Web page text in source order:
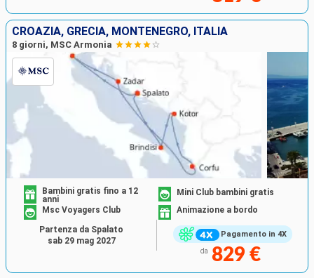
CROAZIA, GRECIA, MONTENEGRO, ITALIA
8 giorni, MSC Armonia
Pagamento in 4X
Bambini gratis fino a 12
anni
Mini Club bambini gratis
Msc Voyagers Club
Animazione a bordo
da 829 €
Partenza da Spalato
sab 29 mag 2027